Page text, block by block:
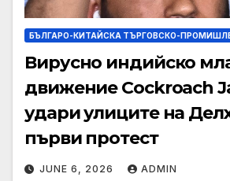
БЪЛГАРО-КИТАЙСКА ТЪРГОВСКО-
Вирусно индийско
движение Cockroach
удари улиците на
първи протест
JUNE 6, 2026 ADMIN